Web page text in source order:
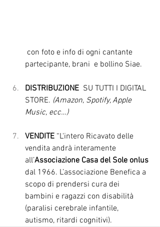
partecipante, brani  e bollino Siae.
DISTRIBUZIONE SU TUTTI I DIGITAL
STORE. (Amazon, Spotify, Apple
Music, ecc…)
VENDITE “L'intero Ricavato delle
vendita andrà interamente
all’Associazione Casa del Sole onlus
dal 1966. L’associazione Benefica a
scopo di prendersi cura dei
bambini e ragazzi con disabilità
(paralisi cerebrale infantile,
autismo, ritardi cognitivi).